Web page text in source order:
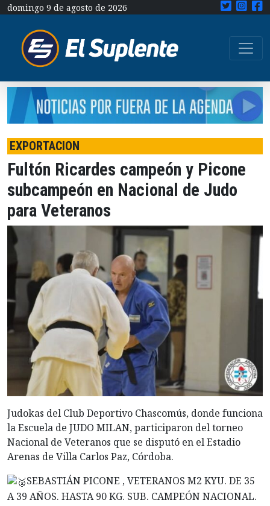
domingo 9 de agosto de 2026
EXPORTACION
Fultón Ricardes campeón y Picone
subcampeón en Nacional de Judo
para Veteranos
Judokas del Club Deportivo Chascomús, donde funciona
la Escuela de JUDO MILAN, participaron del torneo
Nacional de Veteranos que se disputó en el Estadio
Arenas de Villa Carlos Paz, Córdoba.
SEBASTIÁN PICONE , VETERANOS M2 KYU. DE 35
A 39 AÑOS. HASTA 90 KG. SUB. CAMPEÓN NACIONAL.